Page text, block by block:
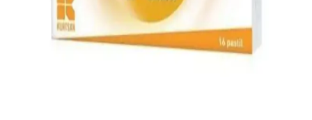
rahatlatıcı ve hafif semptom giderici özellikleriyle günlük yaşamda
pratik bir çözüm sunabilir.
Strepsils Mentollü Pastil: Boğaz Rahatsızlıklarını